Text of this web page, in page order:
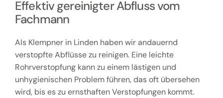
Effektiv gereinigter Abfluss vom
Fachmann
Als Klempner in Linden haben wir andauernd
verstopfte Abflüsse zu reinigen. Eine leichte
Rohrverstopfung kann zu einem lästigen und
unhygienischen Problem führen, das oft übersehen
wird, bis es zu ernsthaften Verstopfungen kommt.